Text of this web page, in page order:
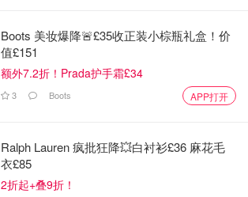
Boots 美妆爆降🚨£35收正装小棕瓶礼盒！价
值£151
额外7.2折！Prada护手霜£34
3 Boots APP打开
Ralph Lauren 疯批狂降💥白衬衫£36 麻花毛
衣£85
2折起+叠9折！